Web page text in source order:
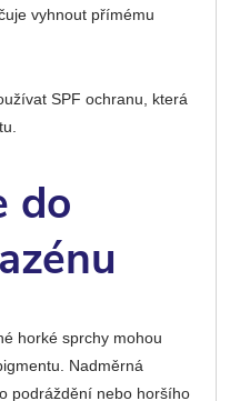
vyhnout přímému
SPF ochranu, která
do
horké sprchy mohou
Nadměrná
podráždění nebo horšího